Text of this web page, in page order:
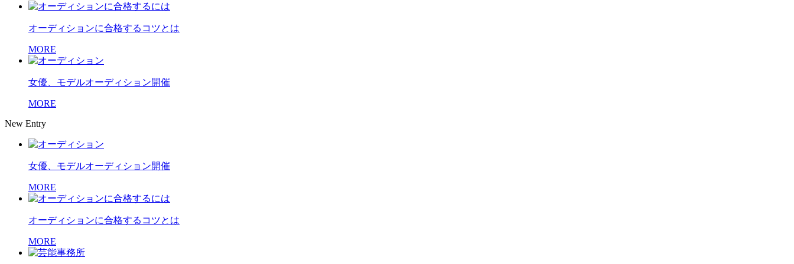
オーディションに合格するコツとは
MORE
女優、モデルオーディション開催
MORE
New Entry
女優、モデルオーディション開催
MORE
オーディションに合格するコツとは
MORE